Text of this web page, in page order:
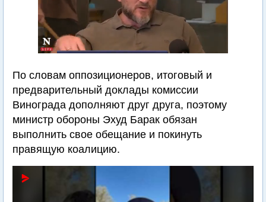
По словам оппозиционеров, итоговый и
предварительный доклады комиссии
Винограда дополняют друг друга, поэтому
министр обороны Эхуд Барак обязан
выполнить свое обещание и покинуть
правящую коалицию.